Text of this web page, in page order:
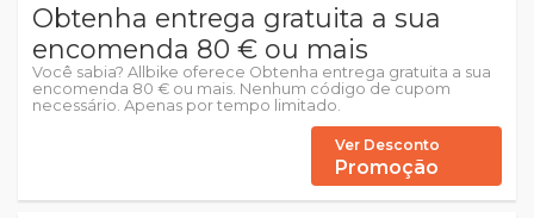
Obtenha entrega gratuita a sua
encomenda 80 € ou mais
Você sabia? Allbike oferece Obtenha entrega gratuita a sua
encomenda 80 € ou mais. Nenhum código de cupom
necessário. Apenas por tempo limitado.
Ver Desconto
Promoção